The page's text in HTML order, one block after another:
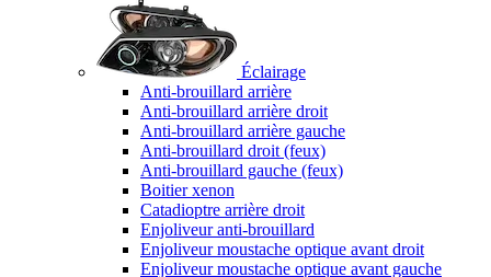
Éclairage
Anti-brouillard arrière
Anti-brouillard arrière droit
Anti-brouillard arrière gauche
Anti-brouillard droit (feux)
Anti-brouillard gauche (feux)
Boitier xenon
Catadioptre arrière droit
Enjoliveur anti-brouillard
Enjoliveur moustache optique avant droit
Enjoliveur moustache optique avant gauche